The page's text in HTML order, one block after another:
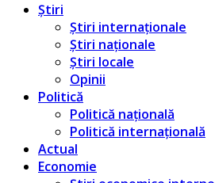
Știri
Știri internaționale
Știri naționale
Știri locale
Opinii
Politică
Politică națională
Politică internațională
Actual
Economie